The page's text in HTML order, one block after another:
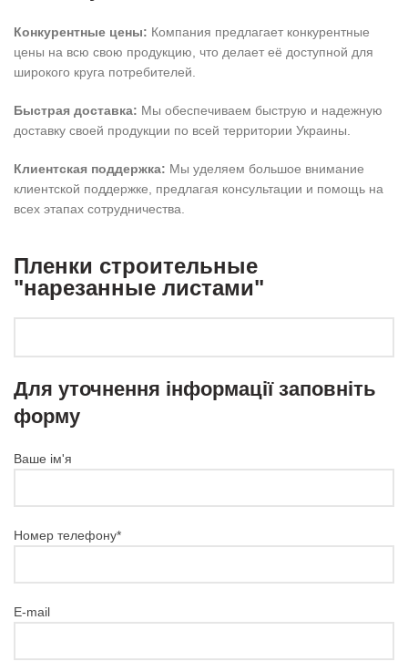
Конкурентные цены: Компания предлагает конкурентные
цены на всю свою продукцию, что делает её доступной для
широкого круга потребителей.
Быстрая доставка: Мы обеспечиваем быструю и надежную
доставку своей продукции по всей территории Украины.
Клиентская поддержка: Мы уделяем большое внимание
клиентской поддержке, предлагая консультации и помощь на
всех этапах сотрудничества.
Пленки строительные
"нарезанные листами"
Для уточнення інформації заповніть
форму
Ваше ім'я
Номер телефону*
E-mail